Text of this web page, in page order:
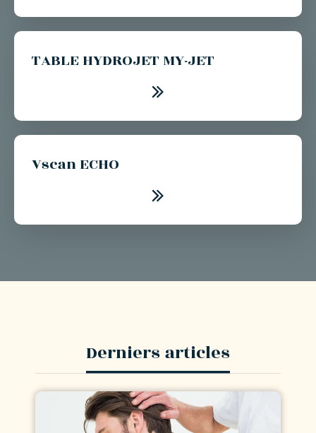
TABLE HYDROJET MY-JET
Vscan ECHO
Derniers articles